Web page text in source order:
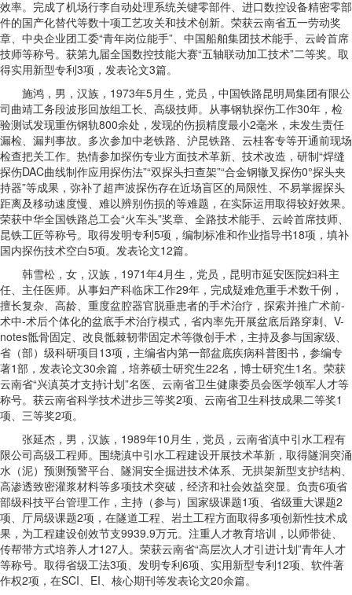
效率。完成了机场行李自动处理系统关键零部件、进口数控设备精密零部
件的国产化替代等数十项工艺攻关和技术创新。荣获云南省五一劳动奖
章、中央企业团工委“青年岗位能手”、中国船舶集团技术能手、云岭首席
技师等称号。获第九届全国数控技能大赛“五轴联动加工技术”二等奖。取
得实用新型专利3项，发表论文3篇。
施鸿，男，汉族，1973年5月生，党员，中国铁路昆明局集团有限公
司曲靖工务段波形回放组工长、高级技师。从事钢轨探伤工作30年，检
验测试发现重伤钢轨800余处，发现的伤损精度最小2毫米，未发生责任
漏检、漏判事故。多次参加中老铁路、沪昆铁路、云桂客专等开通前现场
检查把关工作。热情参加探伤专业方面技术革新、技术改造，研制“焊缝
探伤DAC曲线制作应用探伤法”“双探头扫查架”“合金钢辙叉探伤0°探头夹
持器”等成果，弥补了超声波探伤存在近场盲区的局限性、不易掌握探头
距离及移动速度慢、难以辨别伤损的等难题，在实际运用取得较好效果。
荣获中华全国铁路总工会“火车头”奖章、全路技术能手、云岭首席技师、
昆铁工匠等称号。取得发明专利5项，编制标准和作业指导书18项，填补
国内探伤技术空白5项。发表论文12篇。
韩雪松，女，汉族，1971年4月生，党员，昆明市延安医院妇科主
任、主任医师。从事妇产科临床工作29年，完成疑难危重手术数千例，
擅长复杂、高龄、重度盆腔器官脱垂患者的手术治疗，探索并推广术前-
术中-术后个体化的盆底手术治疗模式，省内率先开展盆底后路穿刺、V-
notes骶骨固定、改良骶棘韧带固定术等微创手术，主持及参与国家级、
省（部）级科研项目13项，主编省内第一部盆底疾病科普图书，参编专
著1部，发表论文30余篇，培养硕士研究生22名，博士研究生1名。荣获
云南省“兴滇英才支持计划”名医、云南省卫生健康委员会医学领军人才等
称号。获云南省科学技术进步三等奖2项、云南省卫生科技成果二等奖1
项、三等奖2项。
张延杰，男，汉族，1989年10月生，党员，云南省滇中引水工程有
限公司高级工程师。围绕滇中引水工程建设开展技术革新，取得隧洞突涌
水（泥）预测预警平台、隧洞安全掘进技术体系、无拱架新型支护结构、
高渗透致密灌浆材料等多项技术突破，经济和社会效益突显。负责6项省
部级科技平台管理工作，主持（参与）国家级课题1项、省级重大课题2
项、厅局级课题2项，在隧道工程、岩土工程方面取得多项创新性技术成
果，为工程建设创效节支9939.9万元。注重人才教育培训，以师带徒、
传帮带方式培养人才127人。荣获云南省“高层次人才引进计划”青年人才
等称号。取得省级工法3项、发明专利6项、实用新型专利12项、软件著
作权2项，在SCI、EI、核心期刊等发表论文20余篇。